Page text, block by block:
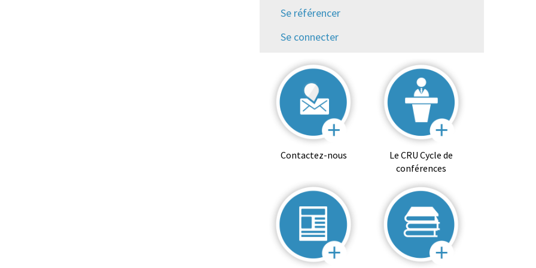
Se référencer
Se connecter
Contactez-nous
Le CRU Cycle de
conférences